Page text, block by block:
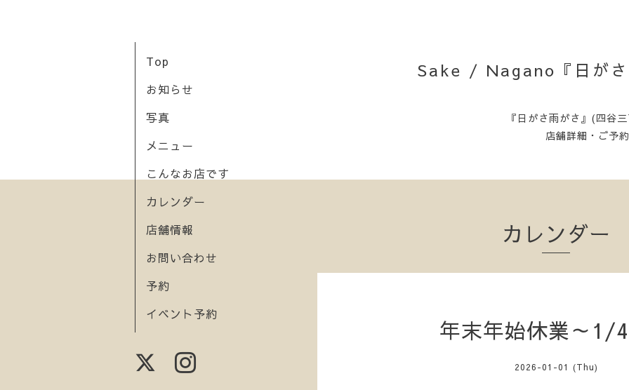
Sake / Nagano『日がさ
『日がさ雨がさ』(四谷
店舗詳細・ご予
Top
お知らせ
写真
メニュー
こんなお店です
カレンダー
店舗情報
お問い合わせ
予約
イベント予約
カレンダー
年末年始休業～1/
2026-01-01 (Thu)